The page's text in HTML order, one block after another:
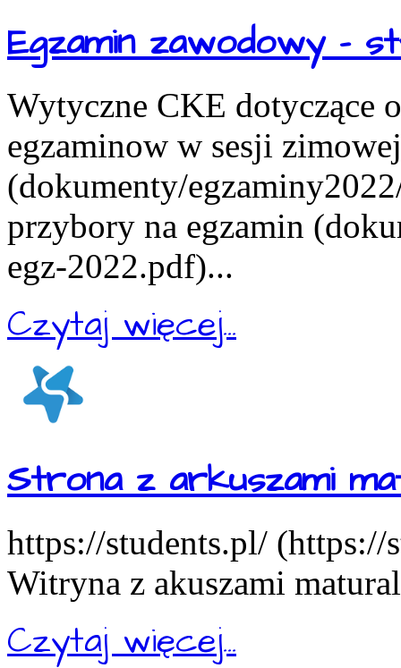
Egzamin zawodowy -
Wytyczne CKE dotyczące
egzaminow w sesji
(dokumenty/
przybory na egzamin
egz-2022.pdf)...
Czytaj więcej...
Strona z arkuszami
https://students.pl/ (https://
Witryna z akuszami
Czytaj więcej...